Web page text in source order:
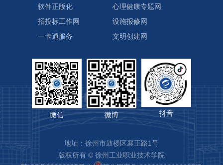
软件正版化
心理健康专题网
招投标工作网
设施报修网
一卡通服务
文明创建网
微信 微博 抖音
地址：徐州市鼓楼区襄王路1号
版权所有 © 徐州工业职业技术学院